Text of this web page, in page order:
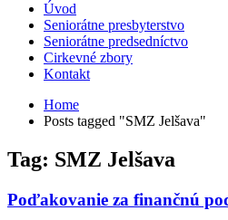
Úvod
Seniorátne presbyterstvo
Seniorátne predsedníctvo
Cirkevné zbory
Kontakt
Home
Posts tagged "SMZ Jelšava"
Tag: SMZ Jelšava
Poďakovanie za finančnú